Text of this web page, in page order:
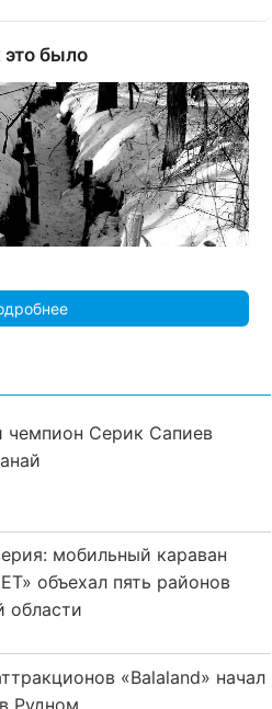
это было
чемпион Серик Сапиев
мобильный караван
объехал пять районов
области
«Balaland» начал
Рудном